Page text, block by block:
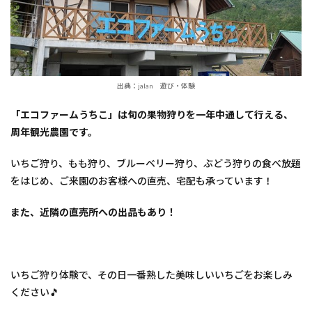
出典：jalan 遊び・体験
「エコファームうちこ」は旬の果物狩りを一年中通して行える、
周年観光農園です。
いちご狩り、もも狩り、ブルーベリー狩り、ぶどう狩りの食べ放題
をはじめ、ご来園のお客様への直売、宅配も承っています！
また、近隣の直売所への出品もあり！
いちご狩り体験で、その日一番熟した美味しいいちごをお楽しみ
ください🎵